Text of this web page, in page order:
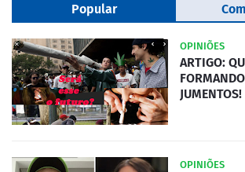
Popular
OPINIÕES
ARTIGO:
JUMENTOS!
OPINIÕES